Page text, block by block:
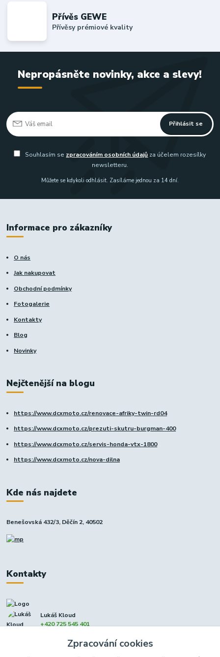
Přívěs GEWE
Přívěsy prémiové kvality
Nepropásněte novinky, akce a slevy!
Přihlásit se
Souhlasím se zpracováním osobních údajů za účelem rozesílky
newsletteru.
Můžete se kdykoli odhlásit. Zasíláme jednou za 14 dní.
Informace pro zákazníky
O nás
Jak nakupovat
Obchodní podmínky
Fotogalerie
Kontakty
Blog
Novinky
Nejčtenější na blogu
https://www.dcxmoto.cz/renovace-afriky-twin-rd04
https://www.dcxmoto.cz/prezuti-skutru-burgman-400
https://www.dcxmoto.cz/servis-honda-vtx-1800
https://www.dcxmoto.cz/nova-dilna
Kde nás najdete
Benešovská 432/3, Děčín 2, 40502
Kontakty
Lukáš Kloud
+420 725 545 401
Zpracování cookies